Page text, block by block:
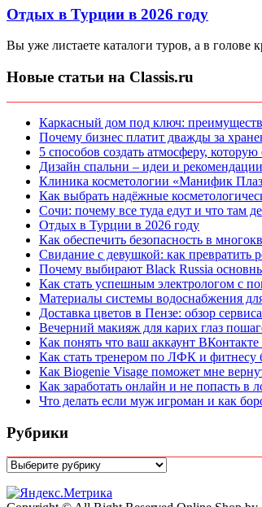
Отдых в Турции в 2026 году
Вы уже листаете каталоги туров, а в голове
Новые статьи на Classis.ru
Каркасный дом под ключ:
Почему бизнес платит дважды за
5 способов создать атмосферу, которую
Дизайн спальни – идеи и рекомендации
Клиника косметологии «Манифик
Как выбрать надёжные
Сочи: почему все туда едут и что там
Отдых в Турции в 2026 году
Как обеспечить безопасность в
Свидание с девушкой: как превратить
Почему выбирают Black Russia
Как стать успешным электрологом с
Материалы системы водоснабжения
Доставка цветов в Пензе: обзор
Вечерний макияж для карих глаз
Как понять что ваш аккаунт
Как стать тренером по ЛФК и фитнесу
Как Biogenie Visage поможет мне
Как заработать онлайн и не попасть в
Что делать если муж игроман и как
Рубрики
Рубрики